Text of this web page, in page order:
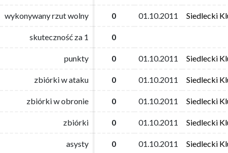
wykonywany rzut wolny 0 01.10.2011 Siedlecki
skuteczność za 1 0
punkty 0 01.10.2011 Siedlecki
zbiórki w ataku 0 01.10.2011 Siedlecki
zbiórki w obronie 0 01.10.2011 Siedlecki
zbiórki 0 01.10.2011 Siedlecki
asysty 0 01.10.2011 Siedlecki
wykonywany rzut wolny 0 01.10.2011 Siedlecki
skuteczność za 1 0
punkty 0 01.10.2011 Siedlecki
zbiórki w ataku 0 01.10.2011 Siedlecki
zbiórki w obronie 0 01.10.2011 Siedlecki
zbiórki 0 01.10.2011 Siedlecki
asysty 0 01.10.2011 Siedlecki